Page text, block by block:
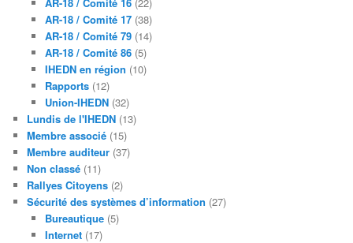
AR-18 / Comité 17(38)
AR-18 / Comité 79(14)
AR-18 / Comité 86(5)
IHEDN en région (10)
Rapports(12)
Union-IHEDN(32)
Lundis de l'IHEDN (13)
Membre associé (15)
Membre auditeur (37)
Non classé (11)
Rallyes Citoyens (2)
Sécurité des systèmes d’information (27)
Bureautique(5)
Internet(17)